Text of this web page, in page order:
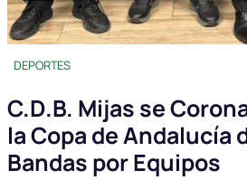
DEPORTES
C.D.B. Mijas se
la Copa de Andalucía
Bandas por Equipos